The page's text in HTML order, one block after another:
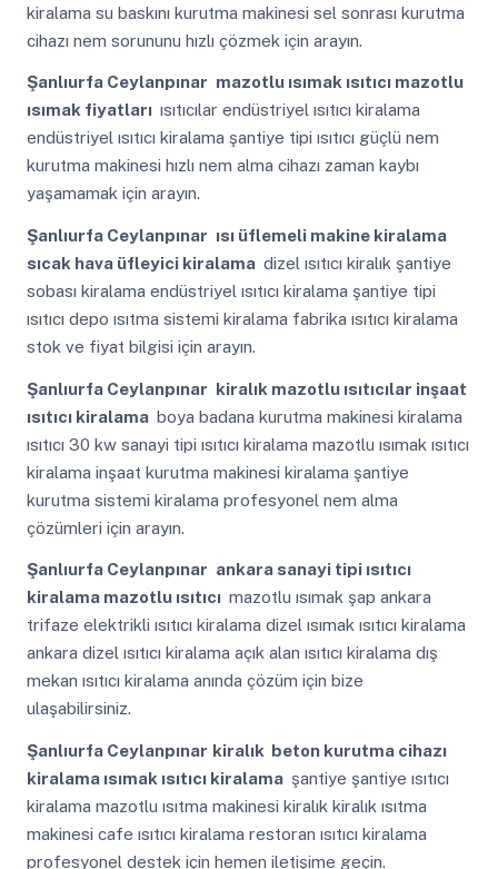
kiralama su baskını kurutma makinesi sel sonrası kurutma
cihazı nem sorununu hızlı çözmek için arayın.
Şanlıurfa Ceylanpınar mazotlu ısımak ısıtıcı mazotlu
ısımak fiyatları ısıtıcılar endüstriyel ısıtıcı kiralama
endüstriyel ısıtıcı kiralama şantiye tipi ısıtıcı güçlü nem
kurutma makinesi hızlı nem alma cihazı zaman kaybı
yaşamamak için arayın.
Şanlıurfa Ceylanpınar ısı üflemeli makine kiralama
sıcak hava üfleyici kiralama dizel ısıtıcı kiralık şantiye
sobası kiralama endüstriyel ısıtıcı kiralama şantiye tipi
ısıtıcı depo ısıtma sistemi kiralama fabrika ısıtıcı kiralama
stok ve fiyat bilgisi için arayın.
Şanlıurfa Ceylanpınar kiralık mazotlu ısıtıcılar inşaat
ısıtıcı kiralama boya badana kurutma makinesi kiralama
ısıtıcı 30 kw sanayi tipi ısıtıcı kiralama mazotlu ısımak ısıtıcı
kiralama inşaat kurutma makinesi kiralama şantiye
kurutma sistemi kiralama profesyonel nem alma
çözümleri için arayın.
Şanlıurfa Ceylanpınar ankara sanayi tipi ısıtıcı
kiralama mazotlu ısıtıcı mazotlu ısımak şap ankara
trifaze elektrikli ısıtıcı kiralama dizel ısımak ısıtıcı kiralama
ankara dizel ısıtıcı kiralama açık alan ısıtıcı kiralama dış
mekan ısıtıcı kiralama anında çözüm için bize
ulaşabilirsiniz.
Şanlıurfa Ceylanpınar kiralık beton kurutma cihazı
kiralama ısımak ısıtıcı kiralama şantiye şantiye ısıtıcı
kiralama mazotlu ısıtma makinesi kiralık kiralık ısıtma
makinesi cafe ısıtıcı kiralama restoran ısıtıcı kiralama
profesyonel destek için hemen iletişime geçin.